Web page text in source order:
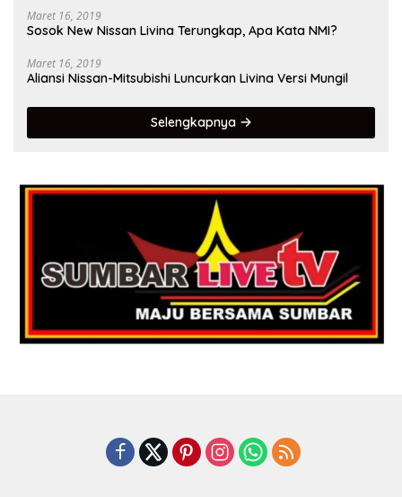
Maret 16, 2019
Sosok New Nissan Livina Terungkap, Apa Kata NMI?
Maret 16, 2019
Aliansi Nissan-Mitsubishi Luncurkan Livina Versi Mungil
Selengkapnya